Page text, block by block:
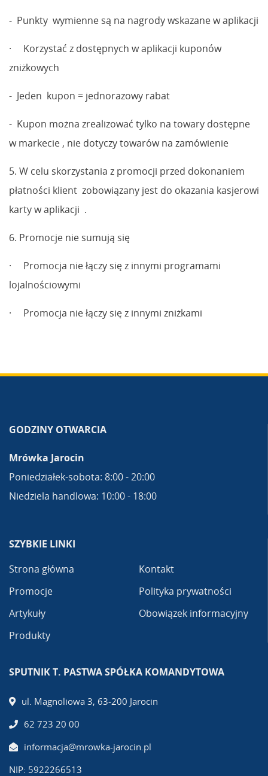
- Punkty wymienne są na nagrody wskazane w aplikacji
· Korzystać z dostępnych w aplikacji kuponów
zniżkowych
- Jeden kupon = jednorazowy rabat
- Kupon można zrealizować tylko na towary dostępne
w markecie , nie dotyczy towarów na zamówienie
5. W celu skorzystania z promocji przed dokonaniem
płatności klient zobowiązany jest do okazania kasjerowi
karty w aplikacji .
6. Promocje nie sumują się
· Promocja nie łączy się z innymi programami
lojalnościowymi
· Promocja nie łączy się z innymi zniżkami
GODZINY OTWARCIA
Mrówka Jarocin
Poniedziałek-sobota: 8:00 - 20:00
Niedziela handlowa: 10:00 - 18:00
SZYBKIE LINKI
Strona główna
Promocje
Artykuły
Produkty
Kontakt
Polityka prywatności
Obowiązek informacyjny
SPUTNIK T. PASTWA SPÓŁKA KOMANDYTOWA
ul. Magnoliowa 3, 63-200 Jarocin
62 723 20 00
informacja@mrowka-jarocin.pl
NIP: 5922266513